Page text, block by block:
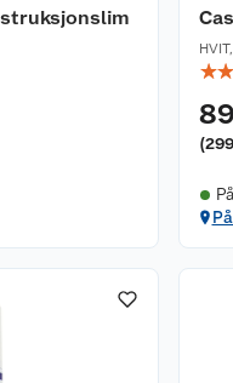
HVIT,
☆
89
(299